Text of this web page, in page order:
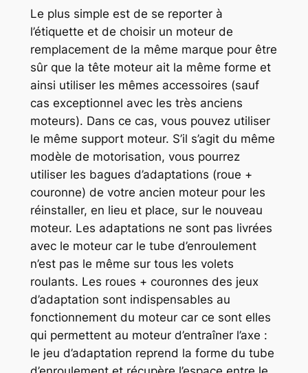
Le plus simple est de se reporter à
l’étiquette et de choisir un moteur de
remplacement de la même marque pour être
sûr que la tête moteur ait la même forme et
ainsi utiliser les mêmes accessoires (sauf
cas exceptionnel avec les très anciens
moteurs). Dans ce cas, vous pouvez utiliser
le même support moteur. S’il s’agit du même
modèle de motorisation, vous pourrez
utiliser les bagues d’adaptations (roue +
couronne) de votre ancien moteur pour les
réinstaller, en lieu et place, sur le nouveau
moteur. Les adaptations ne sont pas livrées
avec le moteur car le tube d’enroulement
n’est pas le même sur tous les volets
roulants. Les roues + couronnes des jeux
d’adaptation sont indispensables au
fonctionnement du moteur car ce sont elles
qui permettent au moteur d’entraîner l’axe :
le jeu d’adaptation reprend la forme du tube